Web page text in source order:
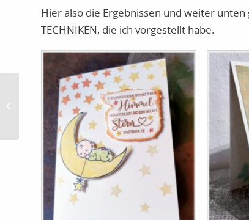
Hier also die Ergebnissen und weiter
TECHNIKEN, die ich vorgestellt habe.
Wellen des OZEANS –
Neuheit ab 1. März 22